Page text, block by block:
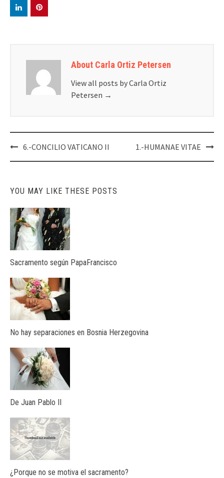
About Carla Ortiz Petersen
View all posts by Carla Ortiz
Petersen →
Post
navigation
6.-CONCILIO VATICANO II 1.-HUMANAE VITAE
YOU MAY LIKE THESE POSTS
Sacramento según PapaFrancisco
No hay separaciones en Bosnia Herzegovina
De Juan Pablo II
¿Porque no se motiva el sacramento?